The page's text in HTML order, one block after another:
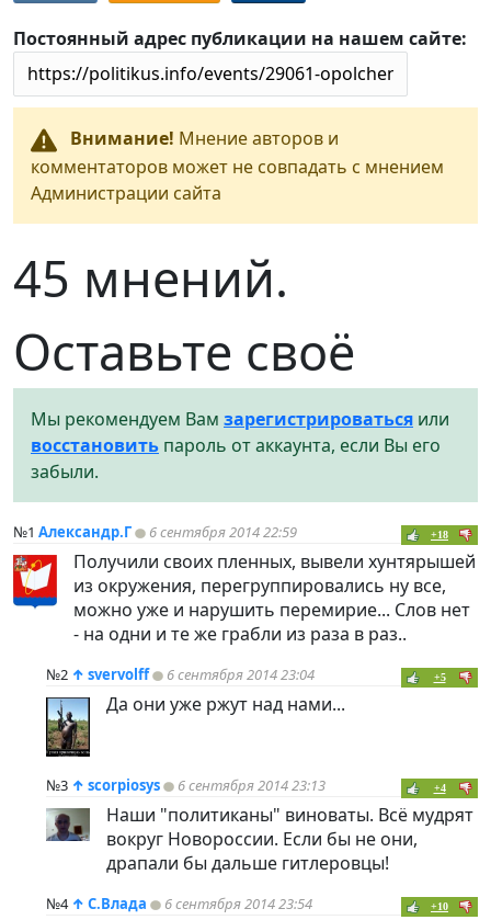
Постоянный адрес публикации на нашем сайте:
Внимание! Мнение авторов и
комментаторов может не совпадать с мнением
Администрации сайта
45 мнений.
Оставьте своё
Мы рекомендуем Вам зарегистрироваться или
восстановить пароль от аккаунта, если Вы его
забыли.
№1 Александр.Г 6 сентября 2014 22:59 +18
Получили своих пленных, вывели хунтярышей
из окружения, перегруппировались ну все,
можно уже и нарушить перемирие... Слов нет
- на одни и те же грабли из раза в раз..
№2 ↑ svervolff 6 сентября 2014 23:04 +5
Да они уже ржут над нами...
№3 ↑ scorpiosys 6 сентября 2014 23:13 +4
Наши "политиканы" виноваты. Всё мудрят
вокруг Новороссии. Если бы не они,
драпали бы дальше гитлеровцы!
№4 ↑ С.Влада 6 сентября 2014 23:54 +10